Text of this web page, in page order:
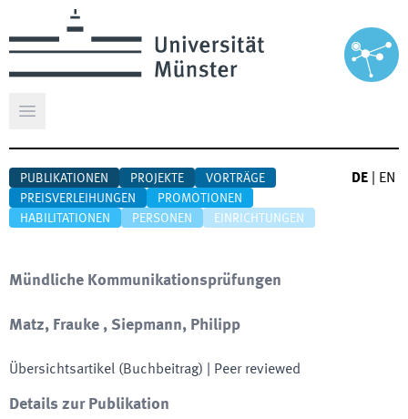
Hauptmenü öffnen
PUBLIKATIONEN PROJEKTE
VORTRÄGE
PREISVERLEIHUNGEN
PROMOTIONEN
HABILITATIONEN
PERSONEN EINRICHTUNGEN
DE EN
Mündliche Kommunikationsprüfungen
Matz, Frauke , Siepmann, Philipp
Übersichtsartikel (Buchbeitrag) | Peer reviewed
Details zur Publikation